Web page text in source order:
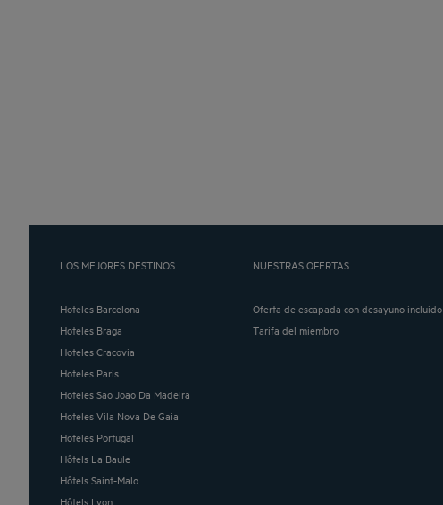
LOS MEJORES DESTINOS
Hoteles Barcelona
Hoteles Braga
Hoteles Cracovia
Hoteles Paris
Hoteles Sao Joao Da Madeira
Hoteles Vila Nova De Gaia
Hoteles Portugal
Hôtels La Baule
Hôtels Saint-Malo
Hôtels Lyon
NUESTRAS OFERTAS
Oferta de escapada con desayuno incluido
Tarifa del miembro